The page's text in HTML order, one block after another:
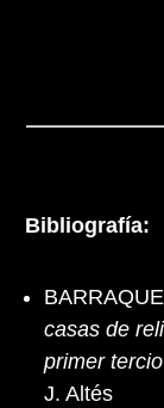
Bibliografía:
casas de
primer
J. Altés